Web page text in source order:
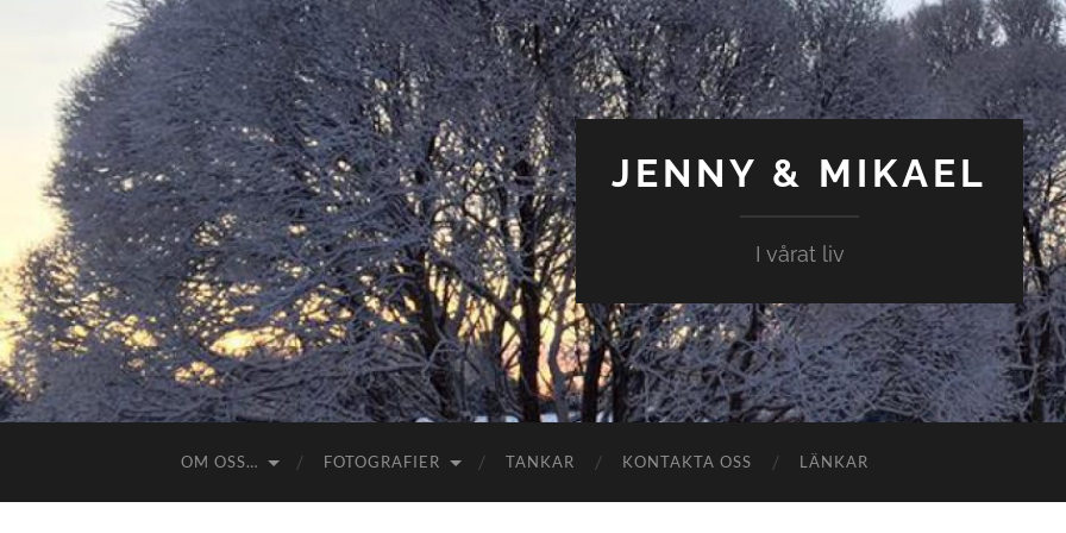
JENNY & MIKAEL
I vårat liv
OM OSS… FOTOGRAFIER TANKAR KONTAKTA OSS LÄNKAR